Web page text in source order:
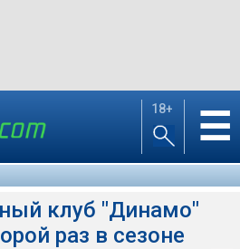
18+ ☰
клуб "Динамо"
раз в сезоне